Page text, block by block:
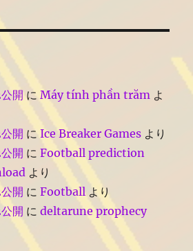
開 にMáy tính phần trăm よ
開 にIce Breaker Games より
開 にFootball prediction
より
開 にFootball より
開 にdeltarune prophecy